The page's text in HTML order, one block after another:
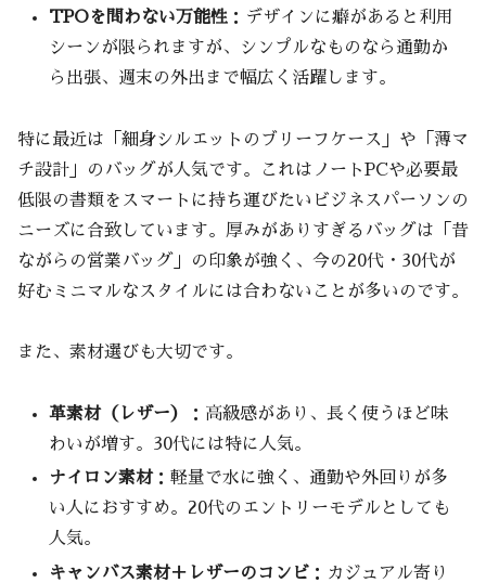
トゥミ（TUMI）
モンブラン（Montblanc）
コーチ（COACH）
ブリーフケースを持たないという選択肢もあ
る？
ブリーフケースと比べたときの違い
ース
商談やプレゼンの場面
高級レストランやフォーマルな会食
昇進・転職直後の時期
TPOを問わない万能性 ：デザインに癖があると利用
シーンが限られますが、シンプルなものなら通勤か
ら出張、週末の外出まで幅広く活躍します。
特に最近は「細身シルエットのブリーフケース」や「薄マ
チ設計」のバッグが人気です。これはノートPCや必要最
低限の書類をスマートに持ち運びたいビジネスパーソンの
ニーズに合致しています。厚みがありすぎるバッグは「昔
ながらの営業バッグ」の印象が強く、今の20代・30代が
好むミニマルなスタイルには合わないことが多いのです。
また、素材選びも大切です。
革素材（レザー）
：高級感があり、長く使うほど味
わいが増す。30代には特に人気。
ナイロン素材：軽量で水に強く、通勤や外回りが多
い人におすすめ。20代のエントリーモデルとしても
人気。
キャンバス素材＋レザーのコンビ ：カジュアル寄り